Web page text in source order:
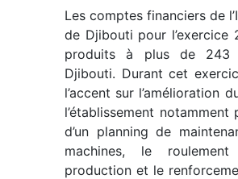
Les comptes financiers de
de Djibouti pour l’exercice
produits à plus de 243
Djibouti. Durant cet
l’accent sur l’amélioration
l’établissement
d’un planning de
machines, le
production et le